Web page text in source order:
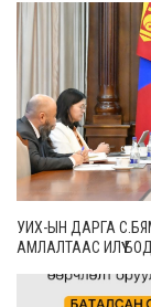
УИХ-ЫН ДАРГА
АМЛАЛТААС ИЛҮҮ